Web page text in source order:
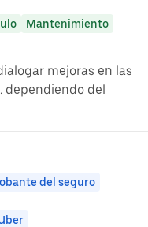
Mantenimiento
mejoras en las
dependiendo del
del seguro